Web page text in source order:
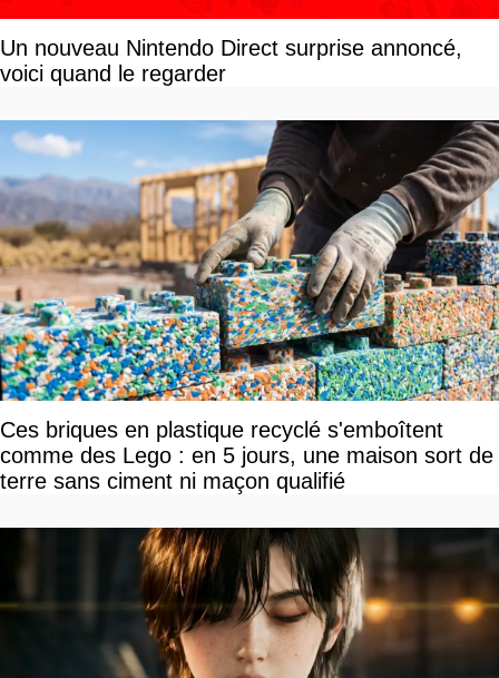
Un nouveau Nintendo Direct surprise annoncé,
voici quand le regarder
Ces briques en plastique recyclé s'emboîtent
comme des Lego : en 5 jours, une maison sort de
terre sans ciment ni maçon qualifié